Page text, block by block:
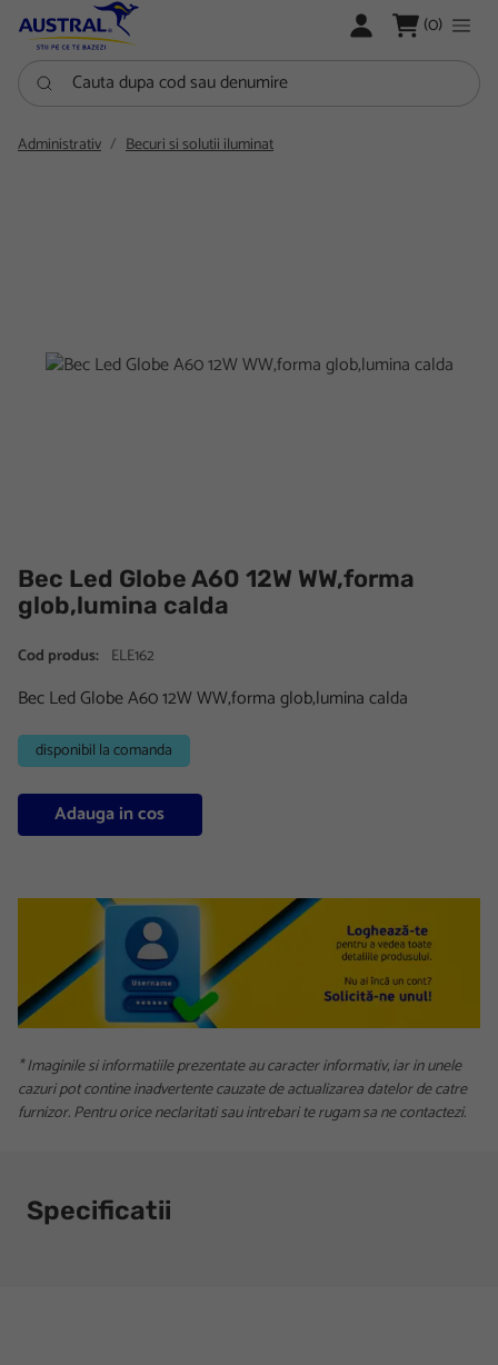
LOGARE (0)
Cauta dupa cod sau denumire
Administrativ Becuri si solutii iluminat
Bec Led Globe A60 12W WW,forma
glob,lumina calda
Cod produs: ELE162
Bec Led Globe A60 12W WW,forma glob,lumina calda
disponibil la comanda
Adauga in cos
* Imaginile si informatiile prezentate au caracter informativ, iar in unele
cazuri pot contine inadvertente cauzate de actualizarea datelor de catre
furnizor. Pentru orice neclaritati sau intrebari te rugam sa ne contactezi.
Specificatii